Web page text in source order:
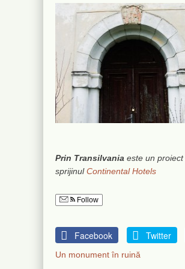
Prin Transilvania este un
sprijinulContinental Hotels
Follow
Facebook Twitter
Un monument în ruină